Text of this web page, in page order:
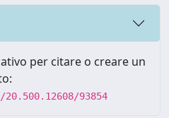
per citare o creare un
93854